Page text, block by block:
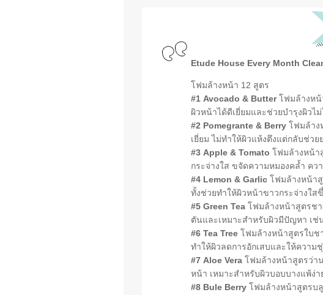
Etude House Every Month
โฟมล้างหน้า 12 สูตร
#1 Avocado & Butterโฟมล้างหน้
ผิวหน้าได้ดีเยี่ยมและช่วยบำรุงผิวไ
#2 Pomegrante & Berry โฟมล้าง
เยี่ยม ไม่ทำให้ผิวแห้งตึงแต่กลับช่ว
#3 Apple & Tomato โฟมล้างหน้า
กระจ่างใส ขจัดความหมองคล้ำ คว
#4 Lemon & Garlic โฟมล้างหน้า
ทั้งช่วยทำให้ผิวหน้าขาวกระจ่างใส
#5 Green Tea โฟมล้างหน้าสูตรช
ตันและเหมาะสำหรับผิวมีปัญหา เช่
#6 Tea Tree โฟมล้างหน้าสูตรใบช
ทำให้ผิวลดการอักเสบและให้ควา
#7 Aloe Vera โฟมล้างหน้าสูตรว่า
หน้า เหมาะสำหรับผิวบอบบางแพ้ง่า
#8 Bule Berry โฟมล้างหน้าสูตรบ